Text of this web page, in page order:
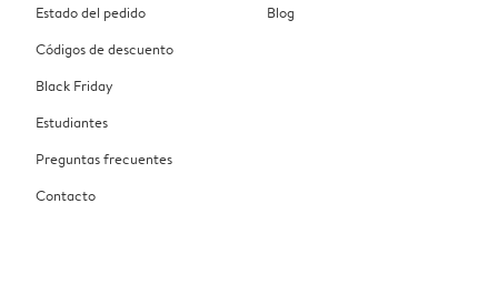
Estado del pedido
Códigos de descuento
Black Friday
Estudiantes
Preguntas frecuentes
Contacto
Blog